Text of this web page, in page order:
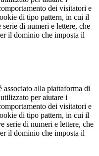
dei visitatori e
di tipo pattern, in cui il
di numeri e lettere, che
il dominio che imposta il
associato alla piattaforma di
per aiutare i
dei visitatori e
di tipo pattern, in cui il
serie di numeri e lettere, che
il dominio che imposta il